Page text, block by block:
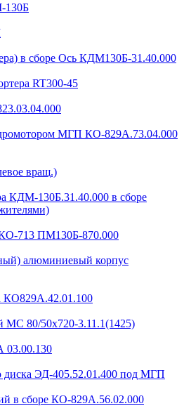
130Б
в сборе Ось КДМ130Б-31.40.000
RT300-45
МГП КО-829А.73.04.000
вращ.)
КДМ-130Б.31.40.000 в сборе
713 ПМ130Б-870.000
алюминиевый корпус
КО829А.42.01.100
МС 80/50х720-3.11.1(1425)
03.00.130
диска ЭД-405.52.01.400 под МГП
в сборе КО-829А.56.02.000